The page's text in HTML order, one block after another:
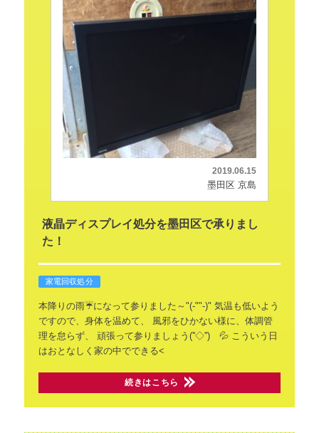
2019.06.15
墨田区 京島
液晶ディスプレイ処分を墨田区で承りまし
た！
家電回収処分
本降りの雨☔になって参りました～"(-""-)" 気温も低いよう
ですので、身体を温めて、
風邪をひかない様に、体調管
理を怠らず、
頑張って参りましょう(''◇'')ゞ💦 こういう日
はおとなしく家の中でできる<
続きはこちら